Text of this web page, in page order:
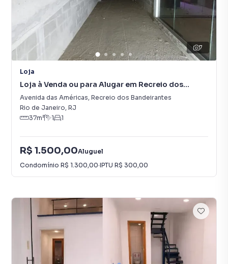
7
Loja
Loja à Venda ou para Alugar em Recreio dos
Bandeirantes
Avenida das Américas, Recreio dos Bandeirantes
Rio de Janeiro, RJ
37m² 1 1
R$ 1.500,00Aluguel
Condomínio R$ 1.300,00·IPTU R$ 300,00